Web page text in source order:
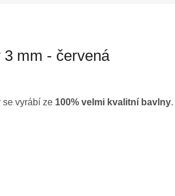
3 mm - červená
se vyrábí ze 100% velmi kvalitní bavlny.